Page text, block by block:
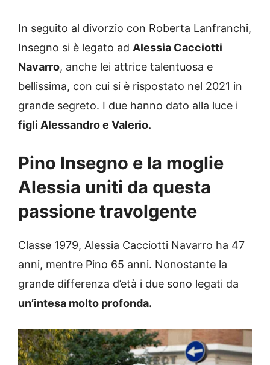
In seguito al divorzio con Roberta Lanfranchi,
Insegno si è legato ad Alessia Cacciotti
Navarro, anche lei attrice talentuosa e
bellissima, con cui si è rispostato nel 2021 in
grande segreto. I due hanno dato alla luce i
figli Alessandro e Valerio.
Pino Insegno e la moglie
Alessia uniti da questa
passione travolgente
Classe 1979, Alessia Cacciotti Navarro ha 47
anni, mentre Pino 65 anni. Nonostante la
grande differenza d’età i due sono legati da
un’intesa molto profonda.